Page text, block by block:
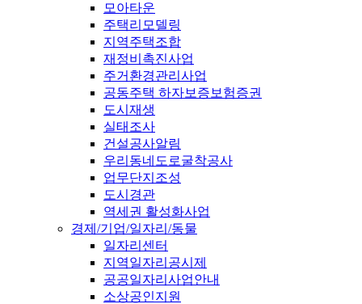
모아타운
주택리모델링
지역주택조합
재정비촉진사업
주거환경관리사업
공동주택 하자보증보험증권
도시재생
실태조사
건설공사알림
우리동네도로굴착공사
업무단지조성
도시경관
역세권 활성화사업
경제/기업/일자리/동물
일자리센터
지역일자리공시제
공공일자리사업안내
소상공인지원